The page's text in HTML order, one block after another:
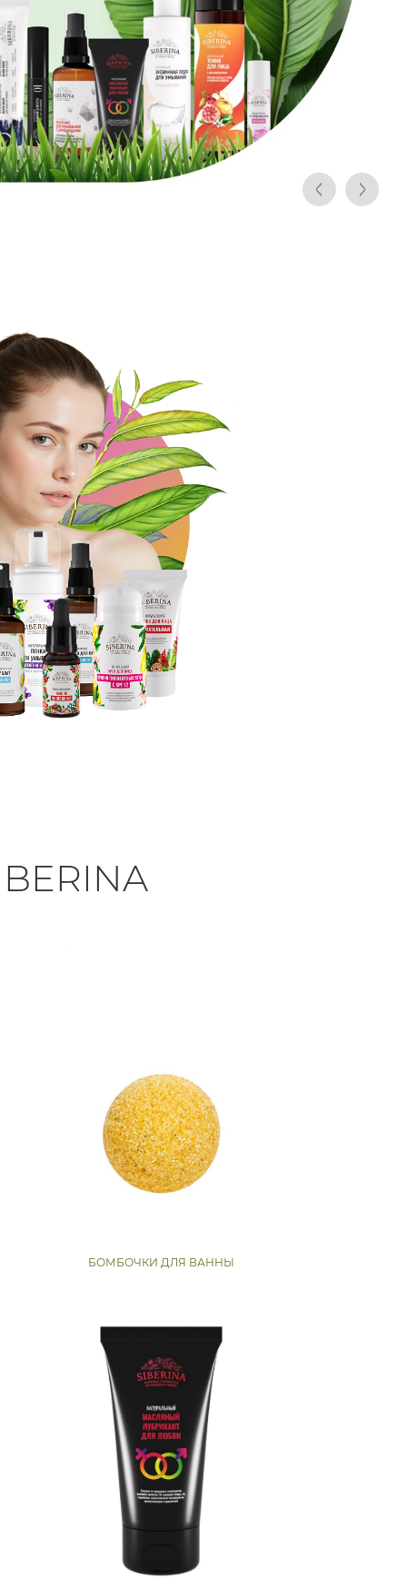
БОМБОЧКИ ДЛЯ ВАННЫ